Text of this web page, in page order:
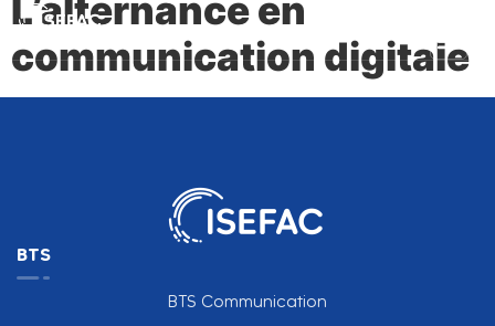
L’alternance en
communication digitale
BTS
BTS Communication